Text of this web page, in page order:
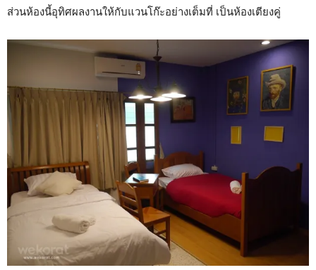
ส่วนห้องนี้อุทิศผลงานให้กับแวนโก๊ะอย่างเต็มที่ เป็นห้องเตียงคู่